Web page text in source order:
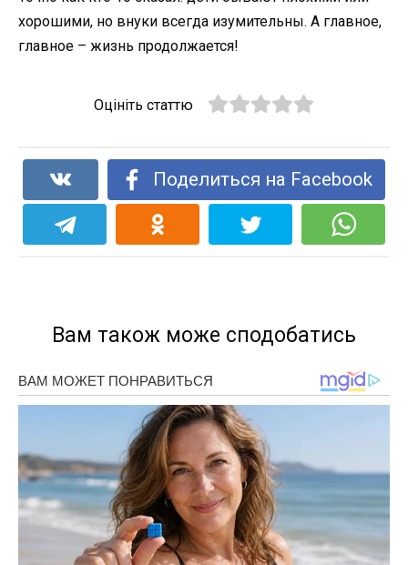
хорошими, но внуки всегда изумительны. А главное,
главное – жизнь продолжается!
Оцініть статтю
Поделиться на Facebook
Вам також може сподобатись